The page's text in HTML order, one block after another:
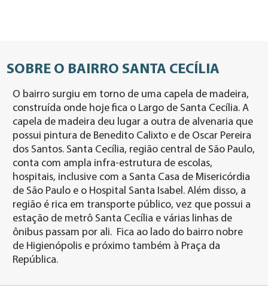
SOBRE O BAIRRO SANTA CECÍLIA
O bairro surgiu em torno de uma capela de madeira,
construída onde hoje fica o Largo de Santa Cecília. A
capela de madeira deu lugar a outra de alvenaria que
possui pintura de Benedito Calixto e de Oscar Pereira
dos Santos. Santa Cecília, região central de São Paulo,
conta com ampla infra-estrutura de escolas,
hospitais, inclusive com a Santa Casa de Misericórdia
de São Paulo e o Hospital Santa Isabel. Além disso, a
região é rica em transporte público, vez que possui a
estação de metrô Santa Cecília e várias linhas de
ônibus passam por ali. Fica ao lado do bairro nobre
de Higienópolis e próximo também à Praça da
República.